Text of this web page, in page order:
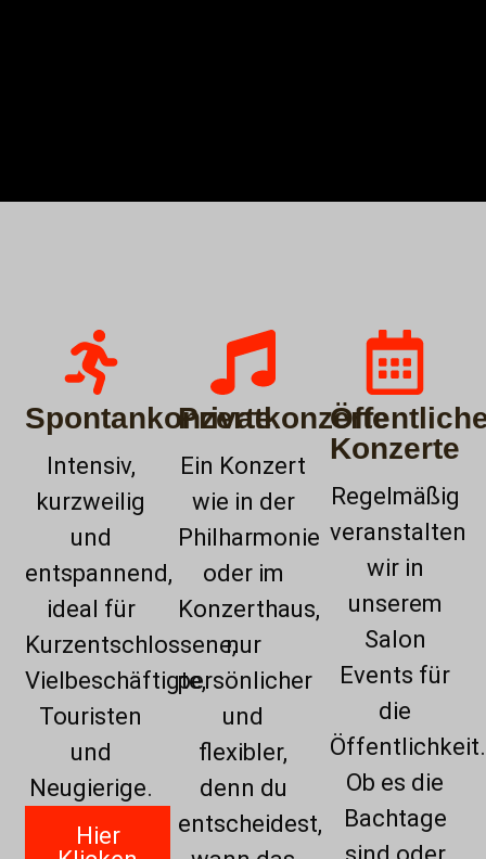
Spontankonzerte
Intensiv,
kurzweilig
und
entspannend,
ideal für
Kurzentschlossene,
Vielbeschäftigte,
Touristen
und
Neugierige.
Hier
Privatkonzerte
Ein Konzert
wie in der
Philharmonie
oder im
Konzerthaus,
nur
persönlicher
und
flexibler,
denn du
entscheidest,
Konzerte
Regelmäßig
veranstalten
wir in
unserem
Salon
Events für
die
Öffentlichkeit.
Ob es die
Bachtage